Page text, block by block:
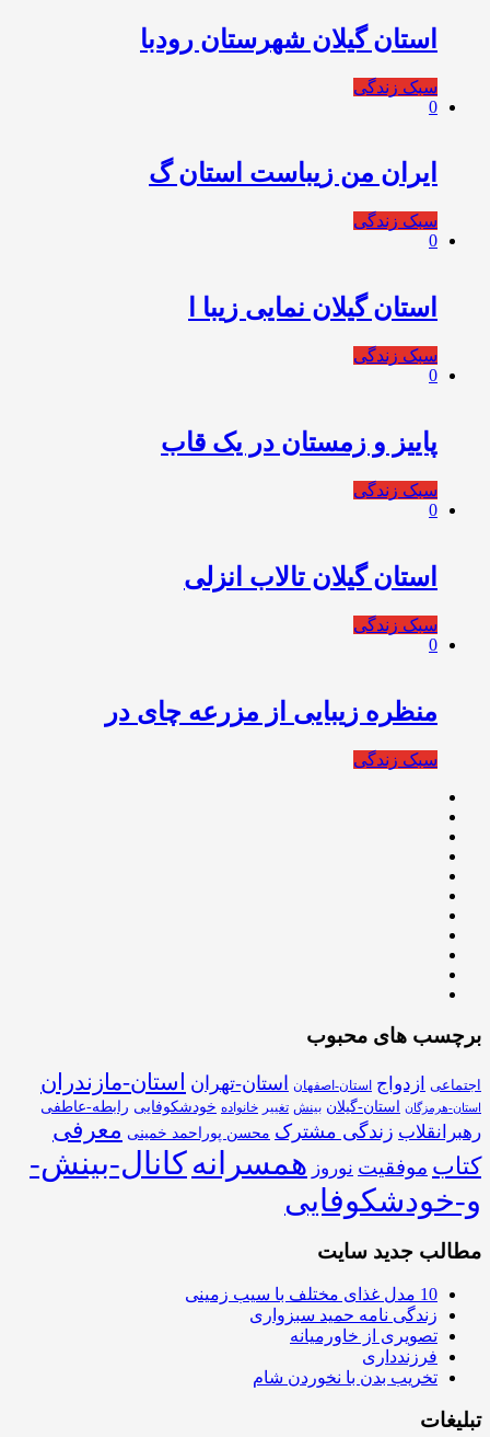
استان گیلان شهرستان رودبا
سبک زندگی
0
ایران من زیباست استان گ
سبک زندگی
0
استان گیلان نمایی زیبا ا
سبک زندگی
0
پاییز و زمستان در یک قاب
سبک زندگی
0
استان گیلان تالاب انزلی
سبک زندگی
0
منظره زیبایی از مزرعه چای در
سبک زندگی
برچسب های محبوب
اجتماعی ازدواج استان-اصفهان استان-تهران استان-مازندران
استان-هرمزگان استان-گیلان بینش تغییر خانواده خودشکوفایی رابطه-عاطفی
رهبرانقلاب زندگی مشترک محسن پوراحمد خمینی معرفی
کتاب موفقیت نوروز همسرانهکانال-بینش-
و-خودشکوفایی
مطالب جدید سایت
10 مدل غذای مختلف با سیب زمینی
زندگی نامه حمید سبزواری
تصویری از خاورمیانه
فرزندداری
تخریب بدن با نخوردن شام
تبلیغات